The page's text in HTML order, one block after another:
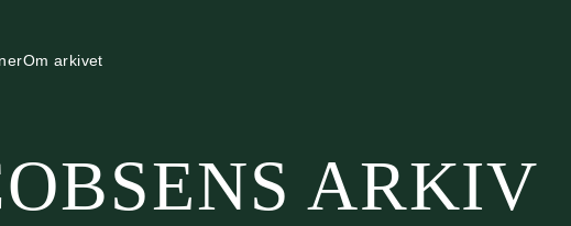
Om arkivet
ARKIV